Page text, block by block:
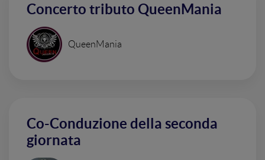
Concerto tributo QueenMania
QueenMania
Co-Conduzione della seconda
giornata